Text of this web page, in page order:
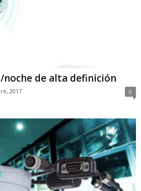
noche de alta definición
2017 0